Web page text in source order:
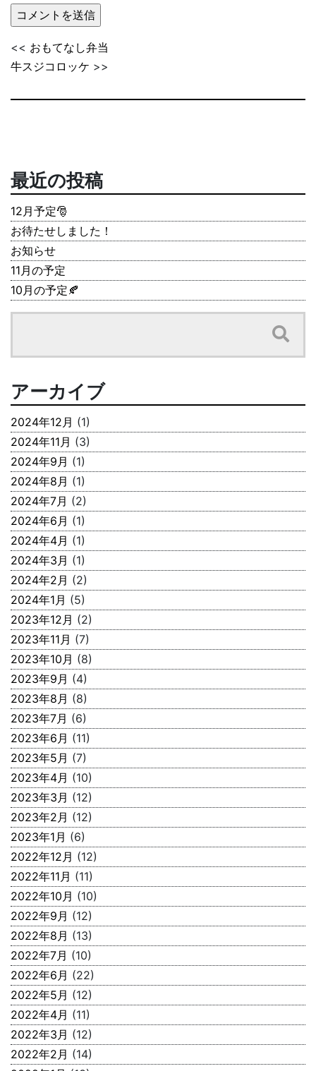
<< おもてなし弁当
牛スジコロッケ >>
最近の投稿
12月予定🎅
お待たせしました！
お知らせ
11月の予定
10月の予定🍂
アーカイブ
2024年12月 (1)
2024年11月 (3)
2024年9月 (1)
2024年8月 (1)
2024年7月 (2)
2024年6月 (1)
2024年4月 (1)
2024年3月 (1)
2024年2月 (2)
2024年1月 (5)
2023年12月 (2)
2023年11月 (7)
2023年10月 (8)
2023年9月 (4)
2023年8月 (8)
2023年7月 (6)
2023年6月 (11)
2023年5月 (7)
2023年4月 (10)
2023年3月 (12)
2023年2月 (12)
2023年1月 (6)
2022年12月 (12)
2022年11月 (11)
2022年10月 (10)
2022年9月 (12)
2022年8月 (13)
2022年7月 (10)
2022年6月 (22)
2022年5月 (12)
2022年4月 (11)
2022年3月 (12)
2022年2月 (14)